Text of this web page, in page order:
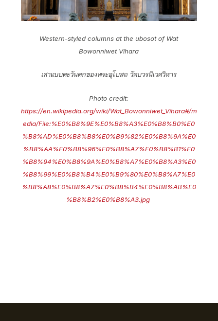
Western-styled columns at the ubosot of Wat
Bowonniwet Vihara
เสาแบบตะวันตกของพระอุโบสถ วัดบวรนิเวศวิหาร
Photo credit:
https://en.wikipedia.org/wiki/Wat_Bowonniwet_Vihara#/m
edia/File:%E0%B8%9E%E0%B8%A3%E0%B8%B0%E0
%B8%AD%E0%B8%B8%E0%B9%82%E0%B8%9A%E0
%B8%AA%E0%B8%96%E0%B8%A7%E0%B8%B1%E0
%B8%94%E0%B8%9A%E0%B8%A7%E0%B8%A3%E0
%B8%99%E0%B8%B4%E0%B9%80%E0%B8%A7%E0
%B8%A8%E0%B8%A7%E0%B8%B4%E0%B8%AB%E0
%B8%B2%E0%B8%A3.jpg